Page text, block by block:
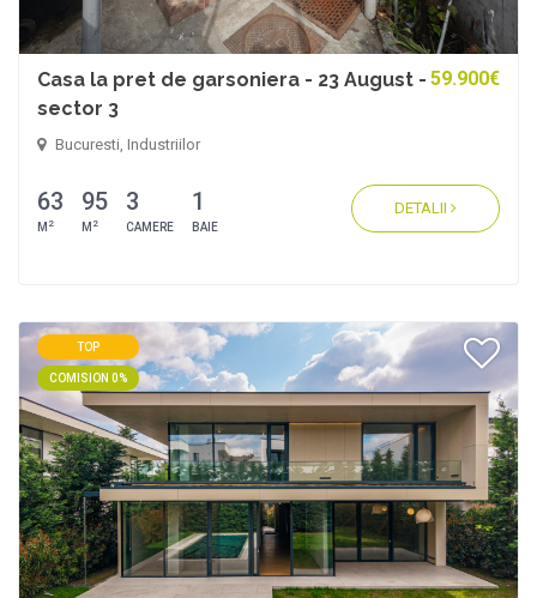
Casa la pret de garsoniera - 23 August -
sector 3
59.900€
Bucuresti, Industriilor
63
M 2
95
M 2
3
CAMERE
1
BAIE
DETALII
TOP
COMISION 0%